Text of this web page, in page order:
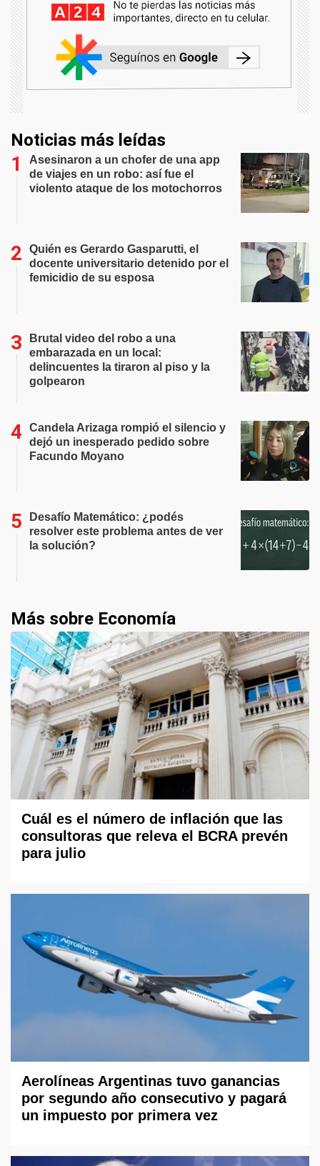
Noticias más leídas
Asesinaron a un chofer de una app
de viajes en un robo: así fue el
violento ataque de los motochorros
Quién es Gerardo Gasparutti, el
docente universitario detenido por el
femicidio de su esposa
Brutal video del robo a una
embarazada en un local:
delincuentes la tiraron al piso y la
golpearon
Candela Arizaga rompió el silencio y
dejó un inesperado pedido sobre
Facundo Moyano
Desafío Matemático: ¿podés
resolver este problema antes de ver
la solución?
Más sobre Economía
Cuál es el número de inflación que las
consultoras que releva el BCRA prevén
para julio
Aerolíneas Argentinas tuvo ganancias
por segundo año consecutivo y pagará
un impuesto por primera vez